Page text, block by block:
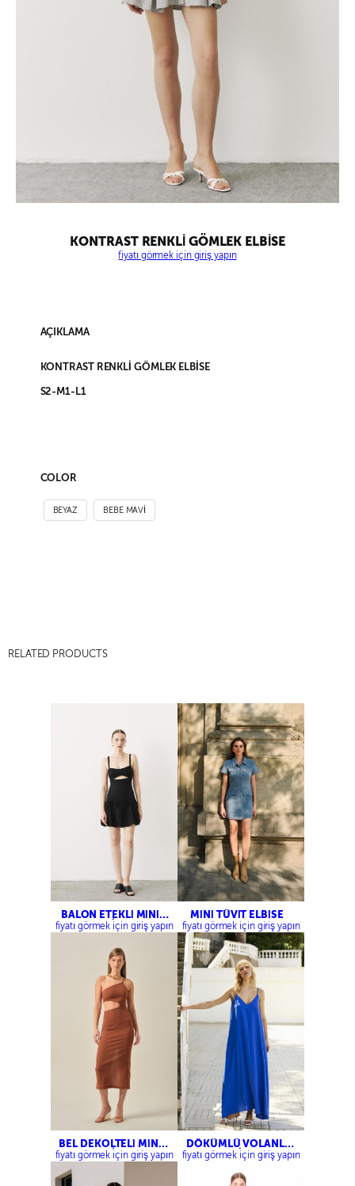
KONTRAST RENKLİ GÖMLEK ELBİSE
fiyatı görmek için giriş yapın
AÇIKLAMA
KONTRAST RENKLİ GÖMLEK ELBİSE
S2-M1-L1
COLOR
BEYAZ BEBE MAVI
RELATED PRODUCTS
BALON ETEKLİ MİNİ
ELBİSE
fiyatı görmek için giriş yapın
MİNİ TÜVİT ELBİSE
fiyatı görmek için giriş yapın
BEL DEKOLTELİ MİNİ
ELBİSE
fiyatı görmek için giriş yapın
DÖKÜMLÜ VOLANLI
ELBİSE
fiyatı görmek için giriş yapın